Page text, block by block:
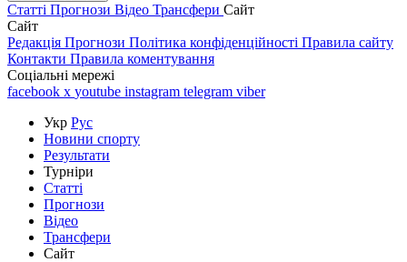
Статті Прогнози Відео Трансфери Сайт
Сайт
Редакція Прогнози Політика конфіденційності Правила сайту
Контакти Правила коментування
Соціальні мережі
facebook x youtube instagram telegram viber
Укр Рус
Новини спорту
Результати
Турніри
Статті
Прогнози
Відео
Трансфери
Сайт